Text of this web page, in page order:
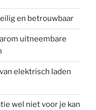
en betrouwbaar
uitneembare
elektrisch laden
wel niet voor je kan